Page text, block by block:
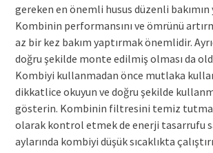
gereken en önemli husus düzenli bakımın
Kombinin performansını ve ömrünü
az bir kez bakım yaptırmak önemlidir.
doğru şekilde monte edilmiş olması da
Kombiyi kullanmadan önce mutlaka
dikkatlice okuyun ve doğru şekilde
gösterin. Kombinin filtresini temiz
olarak kontrol etmek de enerji tasarrufu
aylarında kombiyi düşük sıcaklıkta